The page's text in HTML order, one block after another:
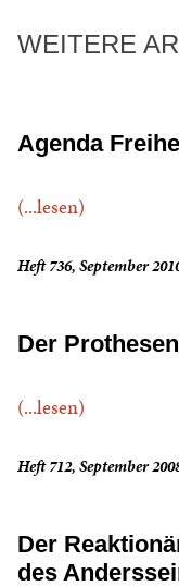
WEITERE
Agenda
(...lesen)
Heft 736, September
Der
(...lesen)
Heft 712, September
Der
des